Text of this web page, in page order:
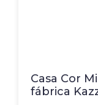
Casa Cor
fábrica